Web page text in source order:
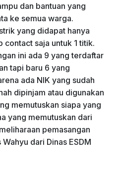
dan bantuan yang
ke semua warga.
yang didapat hanya
contact saja untuk 1 titik.
ini ada 9 yang terdaftar
tapi baru 6 yang
ada NIK yang sudah
dipinjam atau digunakan
memutuskan siapa yang
yang memutuskan dari
pemasangan
dari Dinas ESDM